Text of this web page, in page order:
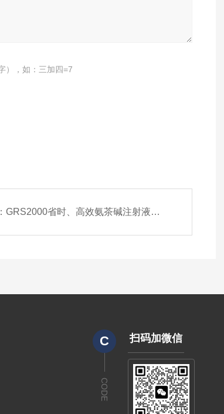
），如：三加四=7
GRS2000省时、高效氨茶碱注射液管线式均质设备
C
CODE
扫码加微信